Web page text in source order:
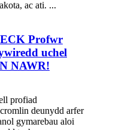
ac ati. ...
Profwr
uchel
NAWR!
profiad
deunydd arfer
gymarebau aloi